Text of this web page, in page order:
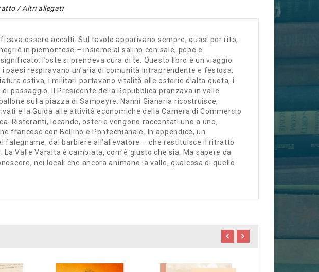
/ Altri allegati
essere accolti. Sul tavolo apparivano sempre, quasi per rito,
in piemontese – insieme al salino con sale, pepe e
l’oste si prendeva cura di te. Questo libro è un viaggio
paesi respiravano un’aria di comunità intraprendente e festosa.
estiva, i militari portavano vitalità alle osterie d’alta quota, i
passaggio. Il Presidente della Repubblica pranzava in valle
sulla piazza di Sampeyre. Nanni Gianaria ricostruisce,
e la Guida alle attività economiche della Camera di Commercio
Ristoranti, locande, osterie vengono raccontati uno a uno,
francese con Bellino e Pontechianale. In appendice, un
dal barbiere all’allevatore – che restituisce il ritratto
Valle Varaita è cambiata, com’è giusto che sia. Ma sapere da
nei locali che ancora animano la valle, qualcosa di quello